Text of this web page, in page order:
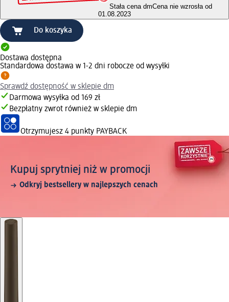
Stała cena dmCena nie wzrosła od
01.08.2023
Do koszyka
Dostawa dostępna
Standardowa dostawa w 1-2 dni robocze od wysyłki
Sprawdź dostępność w sklepie dm
Darmowa wysyłka od 169 zł
Bezpłatny zwrot również w sklepie dm
Otrzymujesz 4 punkty PAYBACK
Kupuj sprytniej niż w promocji
Odkryj bestsellery w najlepszych cenach